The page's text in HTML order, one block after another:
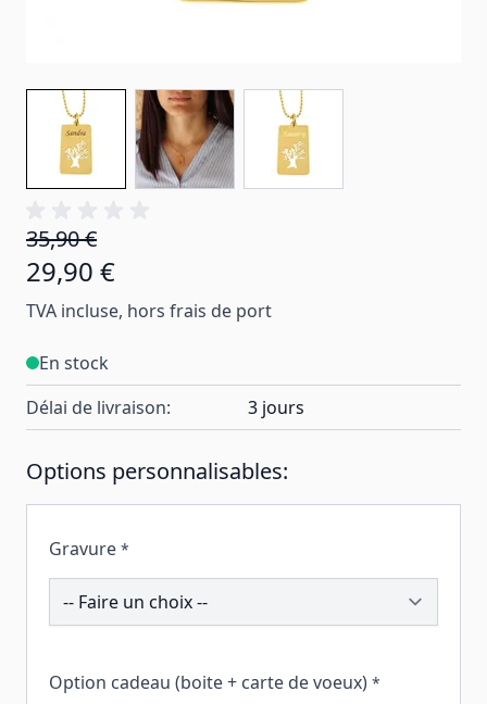
35,90 €
29,90 €
TVA incluse, hors frais de port
En stock
Délai de livraison:
3 jours
Options personnalisables:
Gravure *
191469
Option cadeau (boite + carte de voeux) *